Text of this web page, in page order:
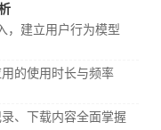
，建立用户行为模型
的使用时长与频率
、下载内容全面掌握